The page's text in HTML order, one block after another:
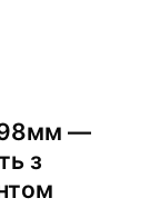
—
з